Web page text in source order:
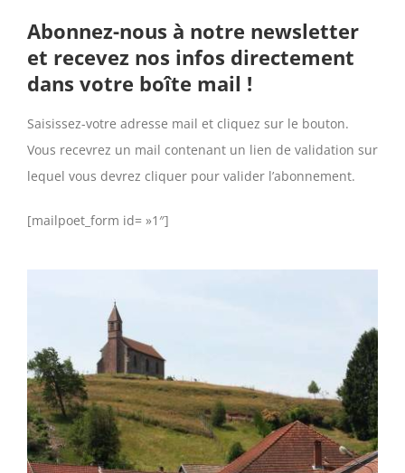
Abonnez-nous à notre newsletter
et recevez nos infos directement
dans votre boîte mail !
Saisissez-votre adresse mail et cliquez sur le bouton.
Vous recevrez un mail contenant un lien de validation sur
lequel vous devrez cliquer pour valider l’abonnement.
[mailpoet_form id= »1″]